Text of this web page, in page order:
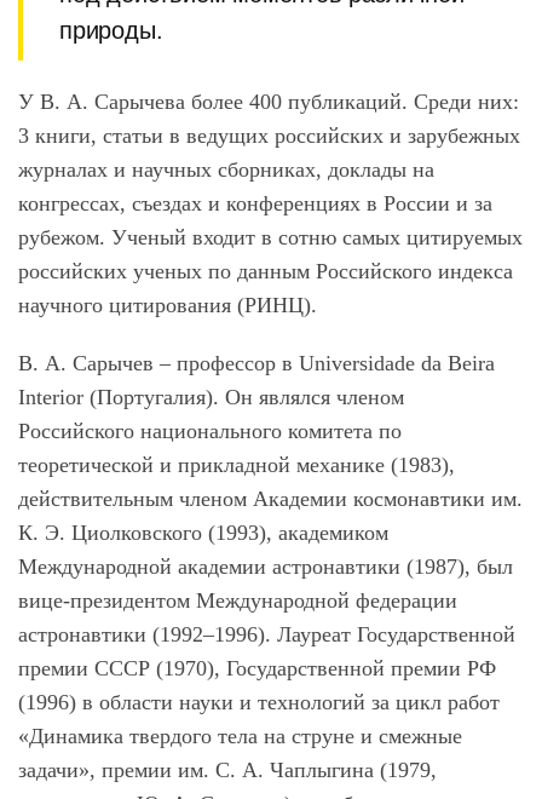
природы.
У В. А. Сарычева более 400 публикаций. Среди них:
3 книги, статьи в ведущих российских и зарубежных
журналах и научных сборниках, доклады на
конгрессах, съездах и конференциях в России и за
рубежом. Ученый входит в сотню самых цитируемых
российских ученых по данным Российского индекса
научного цитирования (РИНЦ).
В. А. Сарычев – профессор в Universidade da Beira
Interior (Португалия). Он являлся членом
Российского национального комитета по
теоретической и прикладной механике (1983),
действительным членом Академии космонавтики им.
К. Э. Циолковского (1993), академиком
Международной академии астронавтики (1987), был
вице-президентом Международной федерации
астронавтики (1992–1996). Лауреат Государственной
премии СССР (1970), Государственной премии РФ
(1996) в области науки и технологий за цикл работ
«Динамика твердого тела на струне и смежные
задачи», премии им. С. А. Чаплыгина (1979,